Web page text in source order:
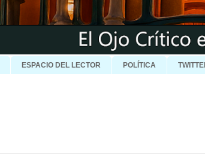
ESPACIO DEL LECTOR POLÍTICA